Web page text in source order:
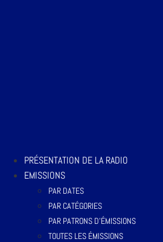
PRÉSENTATION DE LA RADIO
EMISSIONS
PAR DATES
PAR CATÉGORIES
PAR PATRONS D’ÉMISSIONS
TOUTES LES ÉMISSIONS